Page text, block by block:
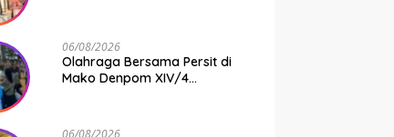
06/08/2026
Olahraga Bersama Persit di
Mako Denpom XIV/4
Pertambahan Usia
06/08/2026